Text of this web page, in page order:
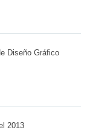
Diseño Gráfico
2013